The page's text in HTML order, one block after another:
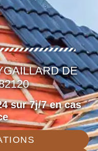
DE
sur 7j/7 en cas